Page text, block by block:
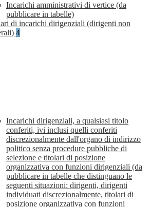
Incarichi amministrativi di vertice (da
pubblicare in tabelle)
di incarichi dirigenziali (dirigenti non
4
Incarichi dirigenziali, a qualsiasi titolo
conferiti, ivi inclusi quelli conferiti
discrezionalmente dall'organo di indirizzo
politico senza procedure pubbliche di
selezione e titolari di posizione
organizzativa con funzioni dirigenziali (da
pubblicare in tabelle che distinguano le
seguenti situazioni: dirigenti, dirigenti
individuati discrezionalmente, titolari di
posizione organizzativa con funzioni